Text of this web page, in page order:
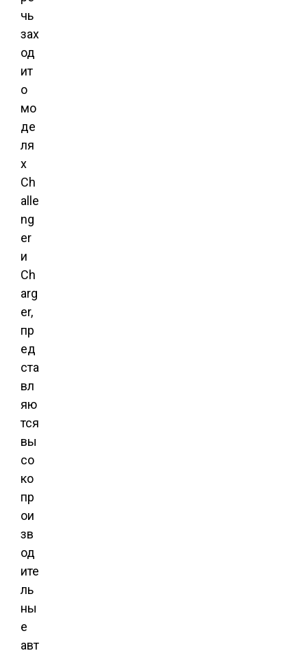
чь
зах
од
ит
о
мо
де
ля
х
Ch
alle
ng
er
и
Ch
arg
er,
пр
ед
ста
вл
яю
тся
вы
со
ко
пр
ои
зв
од
ите
ль
ны
е
авт